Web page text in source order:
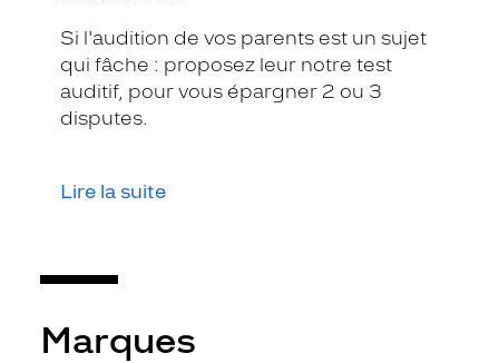
Si l'audition de vos parents est un sujet
qui fâche : proposez leur notre test
auditif, pour vous épargner 2 ou 3
disputes.
Lire la suite
Marques